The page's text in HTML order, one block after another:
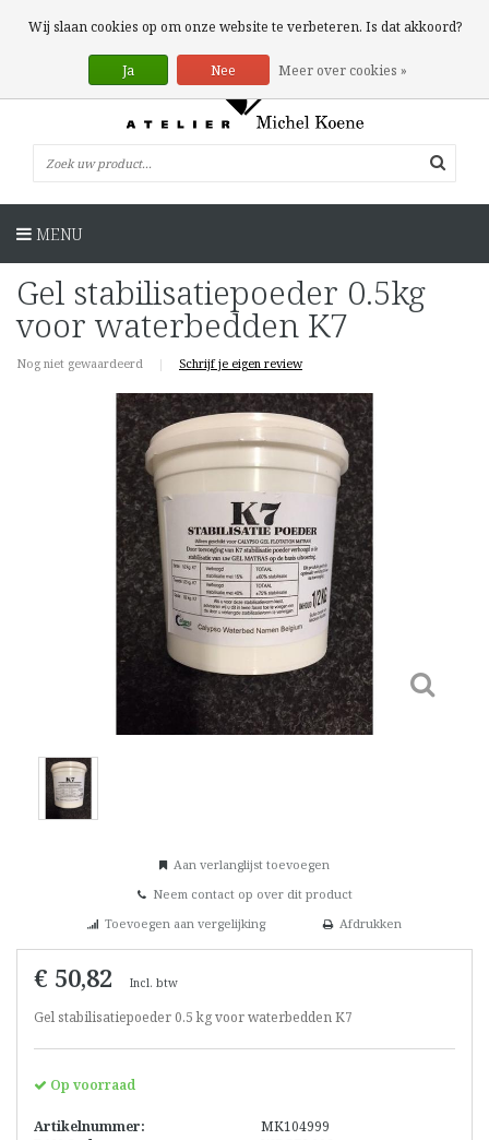
0 Artikelen
MENU
Gel stabilisatiepoeder 0.5kg
voor waterbedden K7
Nog niet gewaardeerd | Schrijf je eigen review
Aan verlanglijst toevoegen
Neem contact op over dit product
Toevoegen aan vergelijking
Afdrukken
€ 50,82 Incl. btw
Gel stabilisatiepoeder 0.5 kg voor waterbedden K7
Op voorraad
Artikelnummer:
MK104999
Wij slaan cookies op om onze website te verbeteren. Is dat akkoord?
Ja Nee Meer over cookies »